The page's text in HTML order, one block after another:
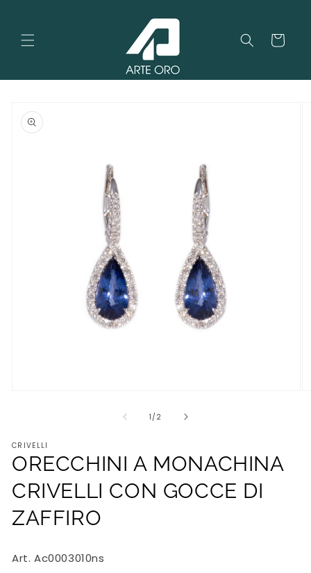
Carrello
informazioni
sul
prodotto
finestra
modale
1 /su2
CRIVELLI
ORECCHINI A MONACHINA
CRIVELLI CON GOCCE DI
ZAFFIRO
Art. Ac0003010ns